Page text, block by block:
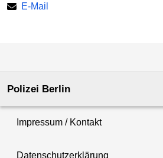
E-Mail
Polizei Berlin
Impressum / Kontakt
Datenschutzerklärung